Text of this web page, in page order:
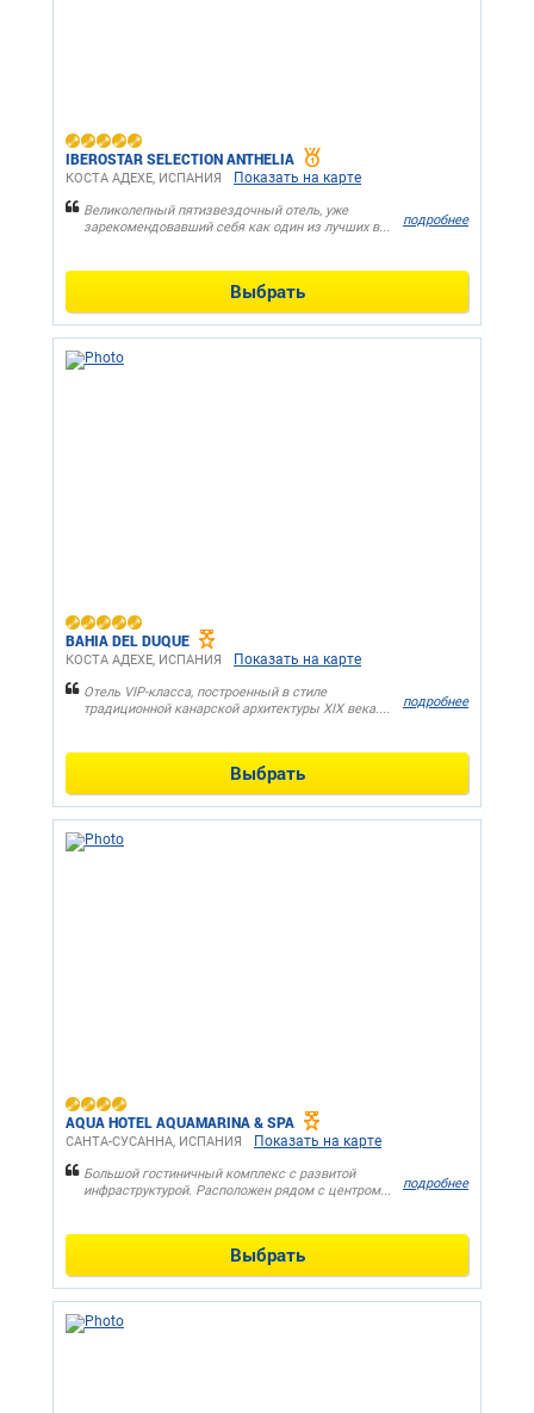
IBEROSTAR SELECTION ANTHELIA
КОСТА АДЕХЕ, ИСПАНИЯ Показать на карте
Великолепный пятизвездочный отель, уже
зарекомендовавший себя как один из лучших в...
подробнее
Выбрать
BAHIA DEL DUQUE
КОСТА АДЕХЕ, ИСПАНИЯ Показать на карте
Отель VIP-класса, построенный в стиле
традиционной канарской архитектуры XIX века....
подробнее
Выбрать
AQUA HOTEL AQUAMARINA & SPA
САНТА-СУСАННA, ИСПАНИЯ Показать на карте
Большой гостиничный комплекс с развитой
инфраструктурой. Расположен рядом с центром...
подробнее
Выбрать